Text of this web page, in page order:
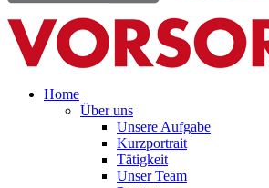
Home
Über uns
Unsere Aufgabe
Kurzportrait
Tätigkeit
Unser Team